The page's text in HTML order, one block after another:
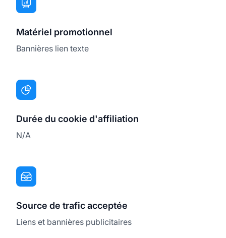
Matériel promotionnel
Bannières lien texte
Durée du cookie d'affiliation
N/A
Source de trafic acceptée
Liens et bannières publicitaires